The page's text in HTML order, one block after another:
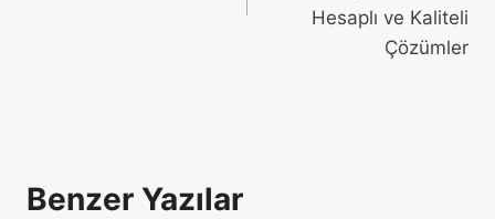
Hesaplı ve Kaliteli
Çözümler
Benzer Yazılar